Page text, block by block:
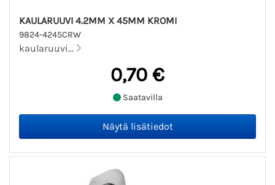
KAULARUUVI 4.2MM X 45MM KROMI
9824-4245CRW
kaularuuvi...
0,70 €
Saatavilla